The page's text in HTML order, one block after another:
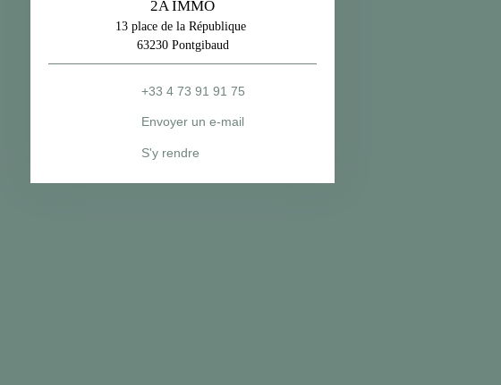
2A IMMO
13 place de la République
63230 Pontgibaud
+33 4 73 91 91 75
Envoyer un e-mail
S'y rendre